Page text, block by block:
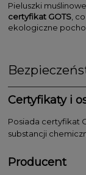
Pieluszki
certyfikat GOTS,
ekologiczne
Certyfikaty i
Posiada certyfikat
substancji
Producent